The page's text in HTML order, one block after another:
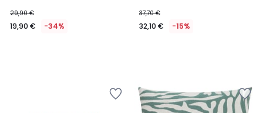
29,90 €
19,90 € -34%
37,70 €
32,10 € -15%